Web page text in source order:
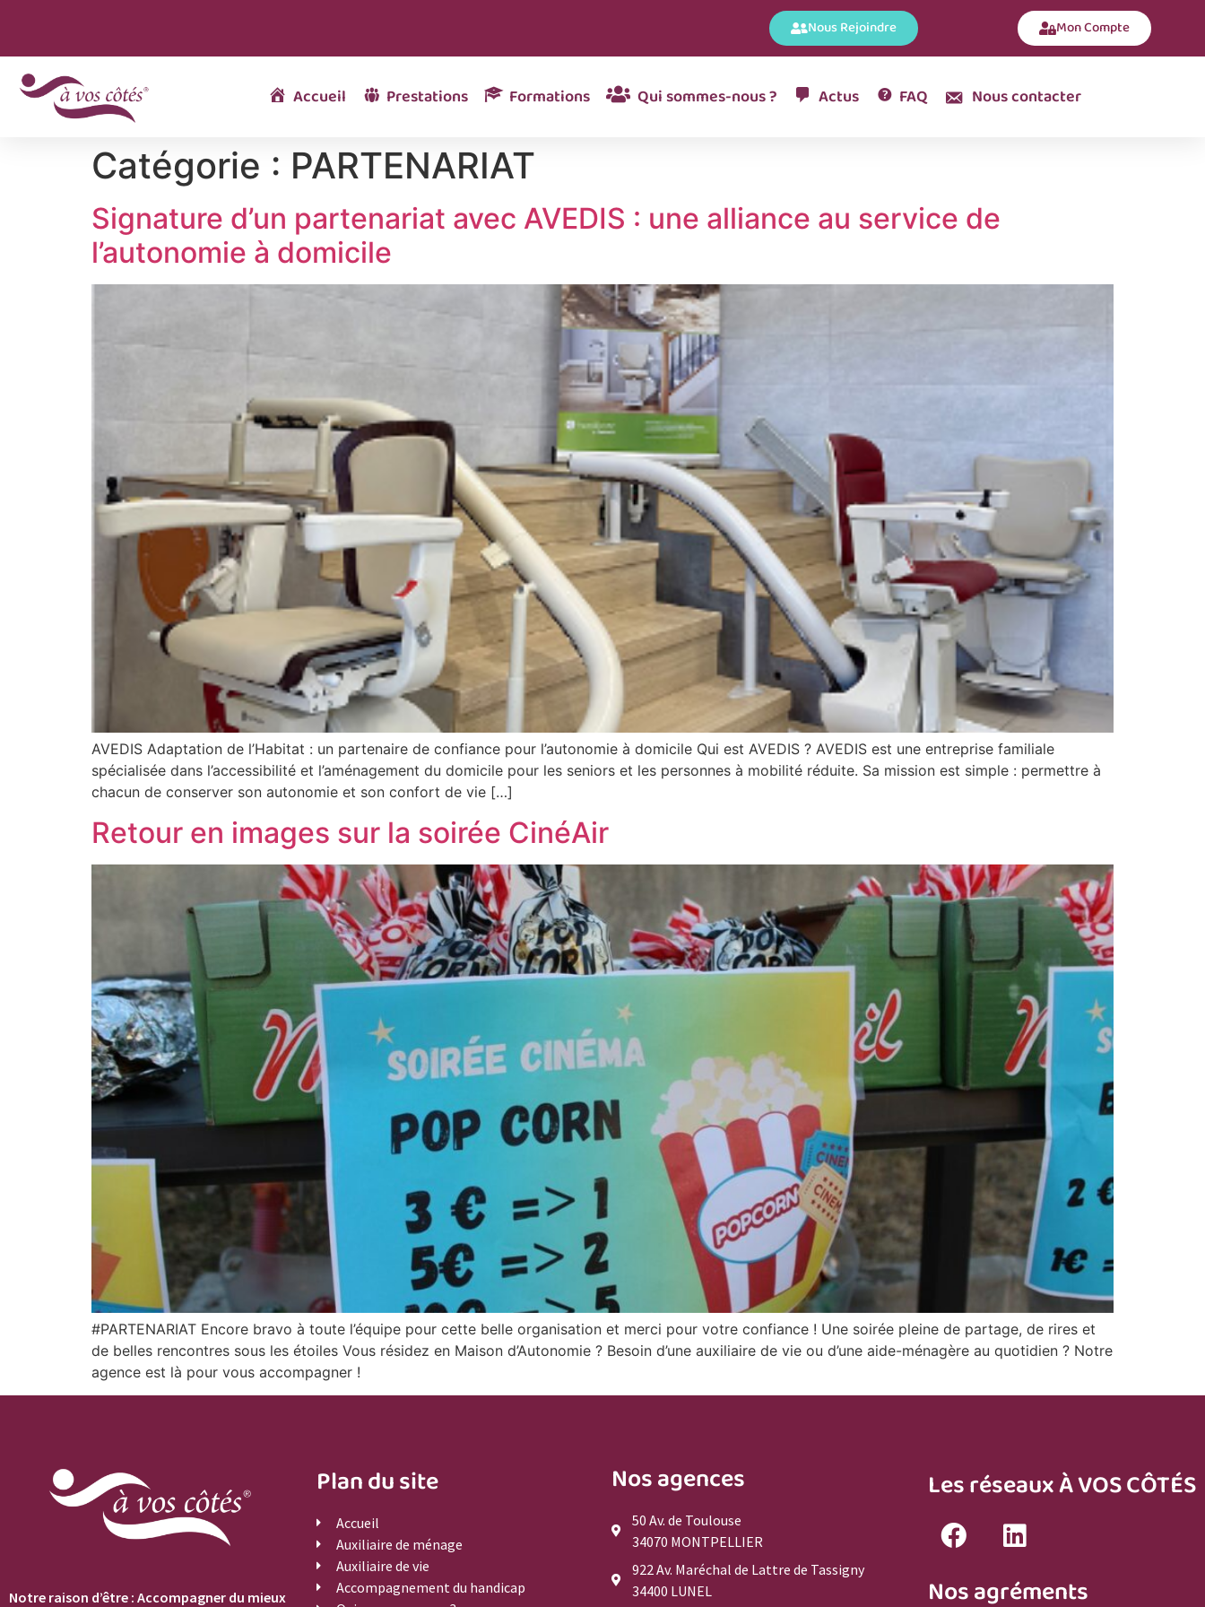
Nous Rejoindre Mon Compte
Accueil Prestations Formations Qui sommes-nous ? Actus FAQ Nous contacter
Catégorie : PARTENARIAT
Signature d’un partenariat avec AVEDIS : une alliance au service de
l’autonomie à domicile
AVEDIS Adaptation de l’Habitat : un partenaire de confiance pour l’autonomie à domicile Qui est AVEDIS ? AVEDIS est une entreprise familiale
spécialisée dans l’accessibilité et l’aménagement du domicile pour les seniors et les personnes à mobilité réduite. Sa mission est simple : permettre à
chacun de conserver son autonomie et son confort de vie […]
Retour en images sur la soirée CinéAir
#PARTENARIAT Encore bravo à toute l’équipe pour cette belle organisation et merci pour votre confiance ! Une soirée pleine de partage, de rires et
de belles rencontres sous les étoiles Vous résidez en Maison d’Autonomie ? Besoin d’une auxiliaire de vie ou d’une aide-ménagère au quotidien ? Notre
agence est là pour vous accompagner !
Notre raison d’être : Accompagner du mieux
Plan du site
Accueil
Auxiliaire de ménage
Auxiliaire de vie
Accompagnement du handicap
Nos agences
50 Av. de Toulouse
34070 MONTPELLIER
922 Av. Maréchal de Lattre de Tassigny
34400 LUNEL
Les réseaux À VOS CÔTÉS
Nos agréments